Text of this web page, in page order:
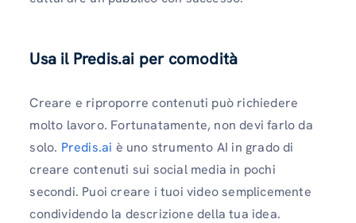
Usa il Predis.ai per comodità
Creare e riproporre contenuti può richiedere
molto lavoro. Fortunatamente, non devi farlo da
solo. Predis.ai è uno strumento AI in grado di
creare contenuti sui social media in pochi
secondi. Puoi creare i tuoi video semplicemente
condividendo la descrizione della tua idea.